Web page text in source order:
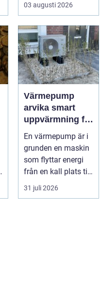
03 augusti 2026
Värmepump
arvika smart
uppvärmning för
värmländskt
klimat
En värmepump är i
grunden en maskin
som flyttar energi
från en kall plats till
en varm. Den
använder...
31 juli 2026